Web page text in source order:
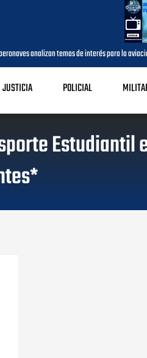
temas de interés para la aviación civil
JUSTICIA POLICIAL
Estudiantil